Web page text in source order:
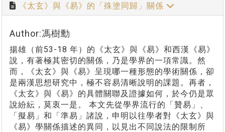
《太玄》與《易》的「殊塗同歸」關係
Author:馮樹勳
揚雄（前53-18 年）的《太玄》與《易》和西漢《易》
說，有著極其密切的關係，乃是學界的一項常識。然
而，《太玄》與《易》呈現哪一種形態的學術關係，卻
是兩漢思想研究中，極不容易清晰說明的課題。再者，
《太玄》與《易》的具體關聯及證據如何，於今仍是眾
說紛紜，莫衷一是。 本文先從學界流行的「贊易」、
「擬易」和「準易」諸說，申明以往學者對《太玄》與
《易》學關係描述的異同，以見出不同說法的限制所